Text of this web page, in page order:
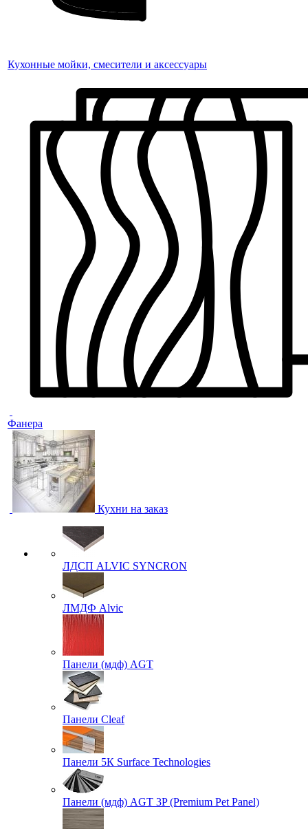
Кухонные мойки, смесители и аксессуары
Фанера
Кухни на заказ
ЛДСП ALVIC SYNCRON
ЛМДФ Alvic
Панели (мдф) AGT
Панели Cleaf
Панели 5К Surface Technologies
Панели (мдф) AGT 3P (Premium Pet Panel)